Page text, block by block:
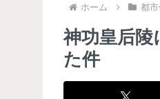
ホーム 都
神功皇后
た件